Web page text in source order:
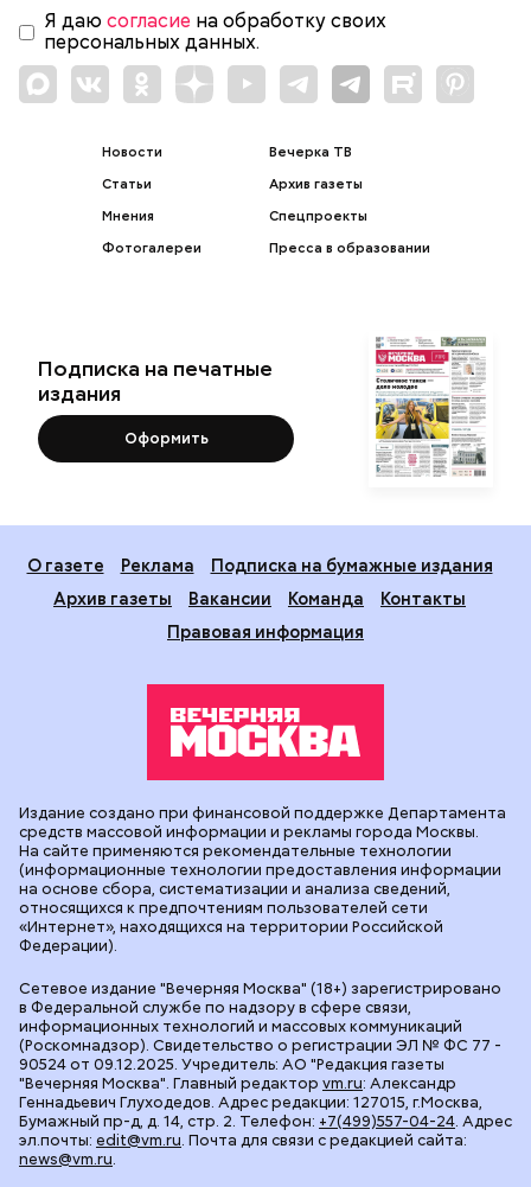
Я даю согласие на обработку своих
персональных данных.
Новости
Статьи
Мнения
Фотогалереи
Вечерка ТВ
Архив газеты
Спецпроекты
Пресса в образовании
Подписка на печатные
издания
Оформить
О газете Реклама
Подписка на бумажные издания
Архив газеты
Вакансии Команда
Контакты
Правовая информация
Сетевое издание "Вечерняя Москва" (18+) зарегистрировано
в Федеральной службе по надзору в сфере связи,
информационных технологий и массовых коммуникаций
(Роскомнадзор). Свидетельство о регистрации ЭЛ № ФС 77 -
90524 от 09.12.2025. Учредитель: АО "Редакция газеты
"Вечерняя Москва". Главный редактор vm.ru: Александр
Геннадьевич Глуходедов. Адрес редакции: 127015, г.Москва,
Бумажный пр-д, д. 14, стр. 2. Телефон: +7(499)557-04-24. Адрес
эл.почты: edit@vm.ru. Почта для связи с редакцией сайта:
news@vm.ru.
Издание создано при финансовой поддержке Департамента
средств массовой информации и рекламы города Москвы.
На сайте применяются рекомендательные технологии
(информационные технологии предоставления информации
на основе сбора, систематизации и анализа сведений,
относящихся к предпочтениям пользователей сети
«Интернет», находящихся на территории Российской
Федерации).